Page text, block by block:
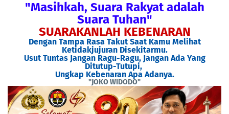
"Masihkah, Suara Rakyat adalah
Suara Tuhan"
SUARAKANLAH KEBENARAN
Dengan Tampa Rasa Takut Saat Kamu Melihat
Ketidakjujuran Disekitarmu.
Usut Tuntas Jangan Ragu-Ragu, Jangan Ada Yang
Ditutup-Tutupi,
Ungkap Kebenaran Apa Adanya.
"JOKO WIDODO"